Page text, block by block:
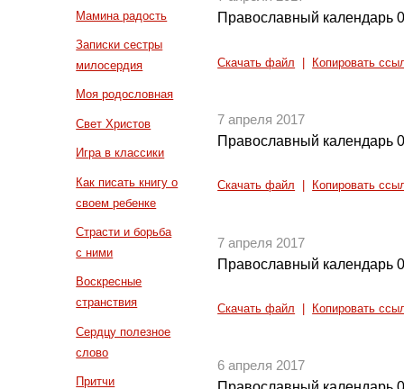
Мамина радость
Записки сестры
милосердия
Моя родословная
Свет Христов
Игра в классики
Как писать книгу о
своем ребенке
Страсти и борьба
с ними
Воскресные
странствия
Сердцу полезное
слово
Притчи
Православный календарь
Скачать файл Копировать
7 апреля 2017
Православный календарь
Скачать файл Копировать
7 апреля 2017
Православный календарь
Скачать файл Копировать
6 апреля 2017